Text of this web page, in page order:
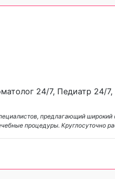
24/7, Педиатр 24/
предлагающий широкий
процедуры. Круглосуточно